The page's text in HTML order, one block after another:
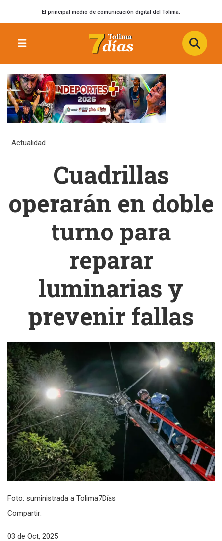
El principal medio de comunicación digital del Tolima.
Actualidad
Cuadrillas
operarán en doble
turno para
reparar
luminarias y
prevenir fallas
Foto: suministrada a Tolima7Días
Compartir:
03 de Oct, 2025